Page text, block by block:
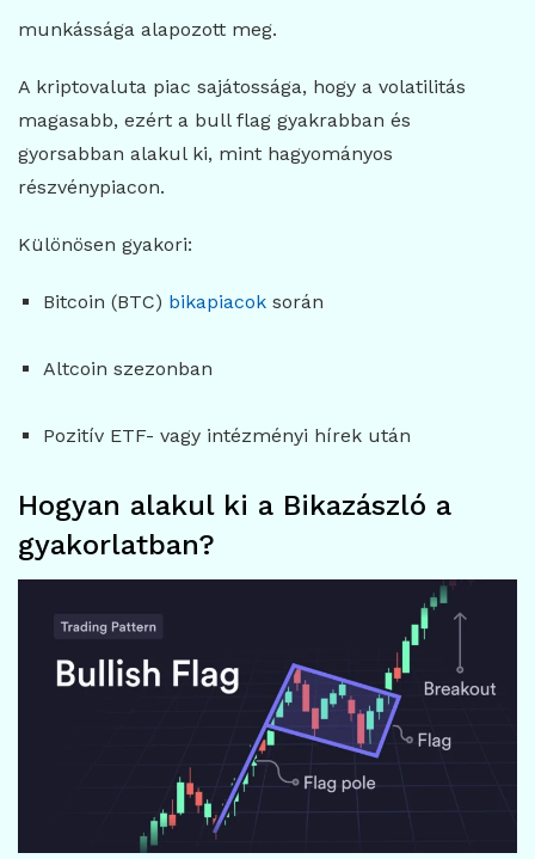
munkássága alapozott meg.
A kriptovaluta piac sajátossága, hogy a volatilitás
magasabb, ezért a bull flag gyakrabban és
gyorsabban alakul ki, mint hagyományos
részvénypiacon.
Különösen gyakori:
Bitcoin (BTC) bikapiacoksorán
Altcoin szezonban
Pozitív ETF- vagy intézményi hírek után
Hogyan alakul ki a Bikazászló a
gyakorlatban?